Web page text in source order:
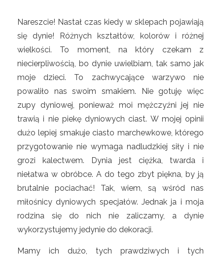
Nareszcie! Nastał czas kiedy w sklepach pojawiają
się dynie! Różnych kształtów, kolorów i różnej
wielkości. To moment, na który czekam z
niecierpliwością, bo dynie uwielbiam, tak samo jak
moje dzieci. To zachwycające warzywo nie
powaliło nas swoim smakiem. Nie gotuję więc
zupy dyniowej, ponieważ moi mężczyźni jej nie
trawią i nie piekę dyniowych ciast. W mojej opinii
dużo lepiej smakuje ciasto marchewkowe, którego
przygotowanie nie wymaga nadludzkiej siły i nie
grozi kalectwem. Dynia jest ciężka, twarda i
niełatwa w obróbce. A do tego zbyt piękna, by ją
brutalnie pociachać! Tak, wiem, są wśród nas
miłośnicy dyniowych specjałów. Jednak ja i moja
rodzina się do nich nie zaliczamy, a dynie
wykorzystujemy jedynie do dekoracji.
Mamy ich dużo, tych prawdziwych i tych